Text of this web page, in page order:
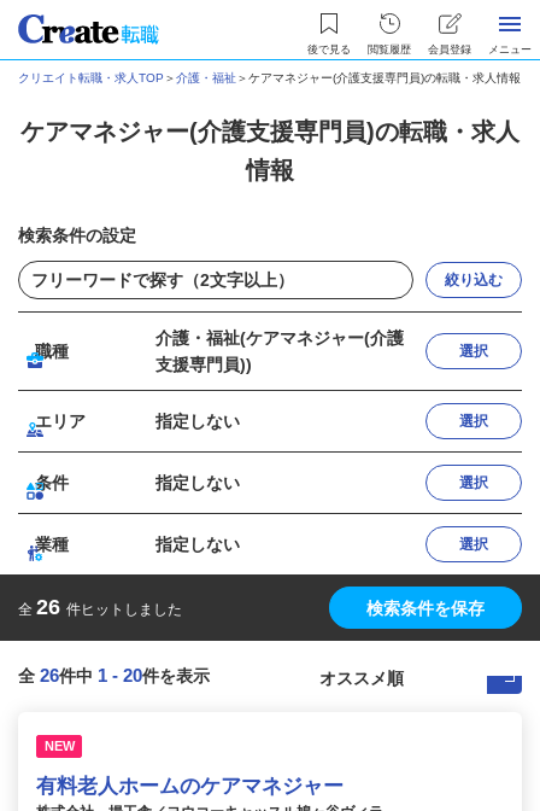
後で見る 閲覧履歴 会員登録 メニュー
クリエイト転職・求人TOP ＞介護・福祉＞ケアマネジャー(介護支援専門員)の転職・求人情報
ケアマネジャー(介護支援専門員)の転職・求人
情報
検索条件の設定
絞り込む
職種
介護・福祉(ケアマネジャー(介護
支援専門員))
選択
エリア 指定しない 選択
条件 指定しない 選択
業種 指定しない 選択
全 26 件ヒットしました 検索条件を保存
全 26件中 1 - 20件を表示
NEW
有料老人ホームのケアマネジャー